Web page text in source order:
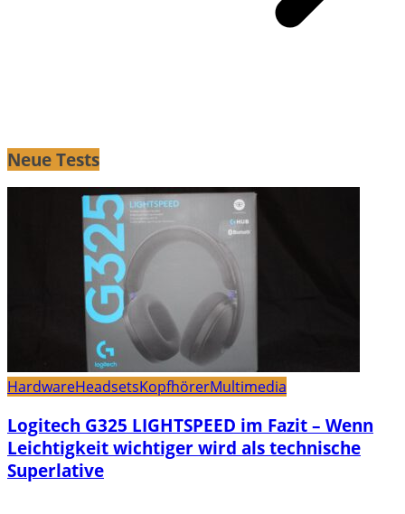
Neue Tests
HardwareHeadsetsKopfhörerMultimedia
Logitech G325 LIGHTSPEED im Fazit – Wenn
Leichtigkeit wichtiger wird als technische
Superlative